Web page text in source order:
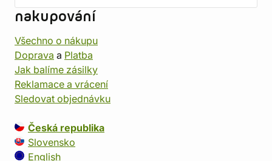
nakupování
Všechno o nákupu
Doprava a Platba
Jak balíme zásilky
Reklamace a vrácení
Sledovat objednávku
Česká republika
Slovensko
English